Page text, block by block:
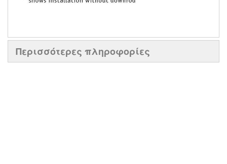
Περισσότερες πληροφορίες